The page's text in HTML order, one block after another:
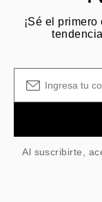
¡Sé el
Al suscribirte,